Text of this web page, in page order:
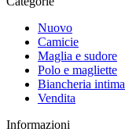
Nuovo
Camicie
Maglia e sudore
Polo e magliette
Biancheria intima
Vendita
Informazioni